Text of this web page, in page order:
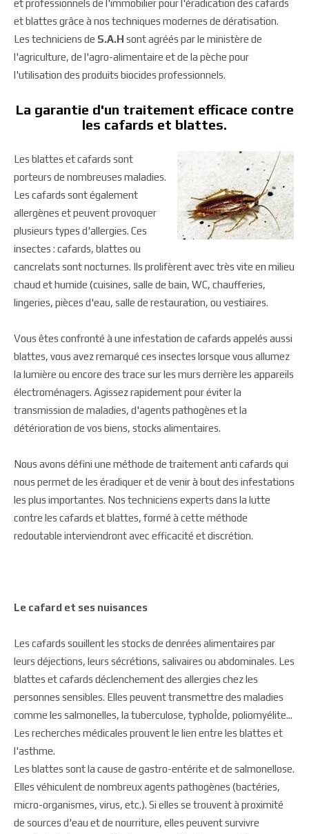
et professionnels de l'immobilier pour l'éradication des cafards
et blattes grâce à nos techniques modernes de dératisation.
Les techniciens de S.A.H sont agréés par le ministère de
l'agriculture, de l'agro-alimentaire et de la pèche pour
l'utilisation des produits biocides professionnels.
La garantie d'un traitement efficace contre
les cafards et blattes.
Les blattes et cafards sont
porteurs de nombreuses maladies.
Les cafards sont également
allergènes et peuvent provoquer
plusieurs types d'allergies. Ces
insectes : cafards, blattes ou
cancrelats sont nocturnes. Ils prolifèrent avec très vite en milieu
chaud et humide (cuisines, salle de bain, WC, chaufferies,
lingeries, pièces d'eau, salle de restauration, ou vestiaires.
Vous êtes confronté à une infestation de cafards appelés aussi
blattes, vous avez remarqué ces insectes lorsque vous allumez
la lumière ou encore des trace sur les murs derrière les appareils
électroménagers. Agissez rapidement pour éviter la
transmission de maladies, d'agents pathogènes et la
détérioration de vos biens, stocks alimentaires.
Nous avons défini une méthode de traitement anti cafards qui
nous permet de les éradiquer et de venir à bout des infestations
les plus importantes. Nos techniciens experts dans la lutte
contre les cafards et blattes, formé à cette méthode
redoutable interviendront avec efficacité et discrétion.
Le cafard et ses nuisances
Les cafards souillent les stocks de denrées alimentaires par
leurs déjections, leurs sécrétions, salivaires ou abdominales. Les
blattes et cafards déclenchement des allergies chez les
personnes sensibles. Elles peuvent transmettre des maladies
comme les salmonelles, la tuberculose, typhoÎde, poliomyélite...
Les recherches médicales prouvent le lien entre les blattes et
l'asthme.
Les blattes sont la cause de gastro-entérite et de salmonellose.
Elles véhiculent de nombreux agents pathogènes (bactéries,
micro-organismes, virus, etc.). Si elles se trouvent à proximité
de sources d'eau et de nourriture, elles peuvent survivre